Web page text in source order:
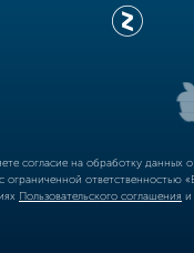
согласие на обработку
ограниченной
Пользовательского соглашения и